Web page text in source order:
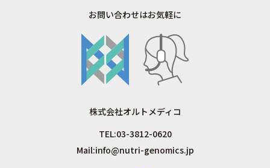
Mail：support@orthomedico.jp
（個人情報保護管理者：大内 幸子）
お問い合わせはお気軽に
株式会社オルトメディコ
TEL:03-3812-0620
Mail:info@nutri-genomics.jp